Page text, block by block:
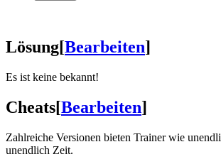
Lösung[Bearbeiten]
Es ist keine bekannt!
Cheats[Bearbeiten]
Zahlreiche Versionen bieten Trainer wie
unendlich Zeit.